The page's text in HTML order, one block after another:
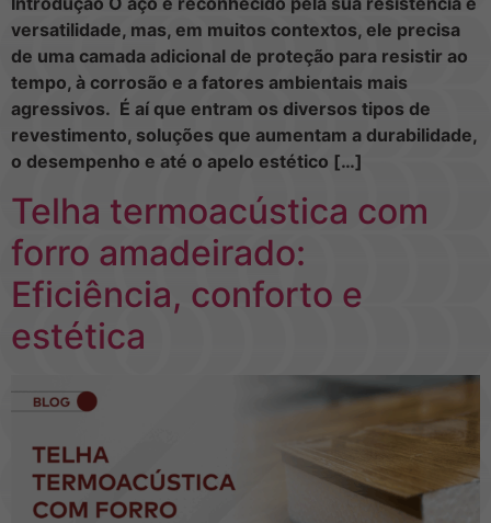
versatilidade, mas, em muitos contextos, ele precisa
de uma camada adicional de proteção para resistir ao
tempo, à corrosão e a fatores ambientais mais
agressivos. É aí que entram os diversos tipos de
revestimento, soluções que aumentam a durabilidade,
o desempenho e até o apelo estético […]
Telha termoacústica com
forro amadeirado:
Eficiência, conforto e
estética